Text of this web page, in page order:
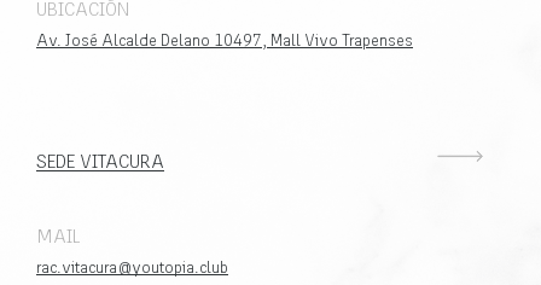
UBICACIÓN
Av. José Alcalde Delano 10497, Mall Vivo Trapenses
SEDE VITACURA
MAIL
rac.vitacura@youtopia.club